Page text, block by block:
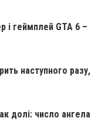
і геймплей GTA 6 –
наступного разу,
долі: число ангела